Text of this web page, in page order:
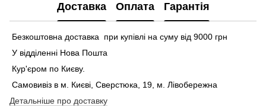
Доставка Оплата Гарантія
Безкоштовна доставка при купівлі на суму від 9000 грн
У відділенні Нова Пошта
Кур'єром по Києву.
Самовивіз в м. Києві, Сверстюка, 19, м. Лівобережна
Детальніше про доставку